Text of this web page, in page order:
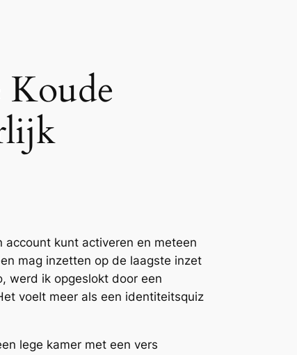
Koude
kunt activeren en meteen
mag inzetten op de laagste inzet
werd ik opgeslokt door een
voelt meer als een identiteitsquiz
lege kamer met een vers